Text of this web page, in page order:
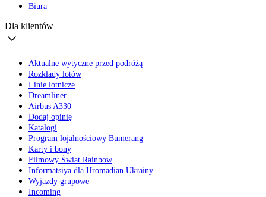
Biura
Dla klientów
Aktualne wytyczne przed podróżą
Rozkłady lotów
Linie lotnicze
Dreamliner
Airbus A330
Dodaj opinię
Katalogi
Program lojalnościowy Bumerang
Karty i bony
Filmowy Świat Rainbow
Informatsiya dla Hromadian Ukrainy
Wyjazdy grupowe
Incoming